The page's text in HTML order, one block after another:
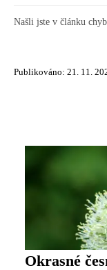
Našli jste v článku
Publikováno: 21. 11.
Okrasné